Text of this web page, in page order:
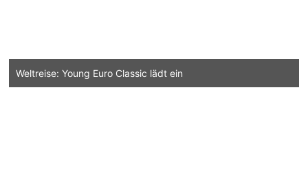
Weltreise: Young Euro Classic lädt ein